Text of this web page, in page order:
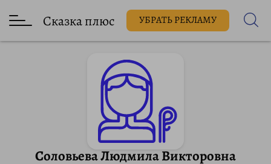
Сказка плюс УБРАТЬ РЕКЛАМУ
Соловьева Людмила Викторовна